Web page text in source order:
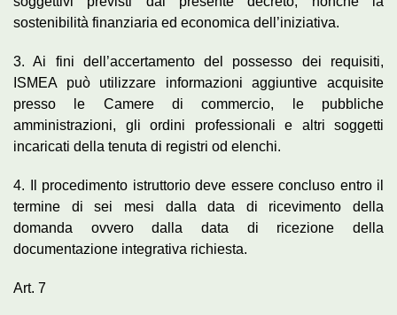
sostenibilità finanziaria ed economica dell’iniziativa.
3. Ai fini dell’accertamento del possesso dei requisiti,
ISMEA può utilizzare informazioni aggiuntive acquisite
presso le Camere di commercio, le pubbliche
amministrazioni, gli ordini professionali e altri soggetti
incaricati della tenuta di registri od elenchi.
4. Il procedimento istruttorio deve essere concluso entro il
termine di sei mesi dalla data di ricevimento della
domanda ovvero dalla data di ricezione della
documentazione integrativa richiesta.
Art. 7